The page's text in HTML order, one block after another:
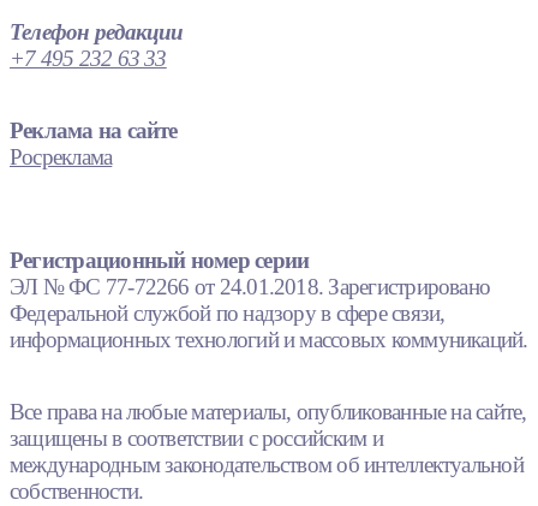
Телефон редакции
+7 495 232 63 33
Реклама на сайте
Росреклама
Регистрационный номер серии
ЭЛ № ФС 77-72266 от 24.01.2018. Зарегистрировано
Федеральной службой по надзору в сфере связи,
информационных технологий и массовых коммуникаций.
Все права на любые материалы, опубликованные на сайте,
защищены в соответствии с российским и
международным законодательством об интеллектуальной
собственности.